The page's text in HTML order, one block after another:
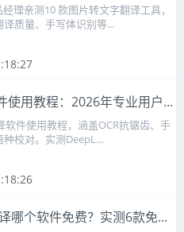
理亲测10 款图片转文字翻译工具，
译质量、手写体识别等...
使用教程：2026年专业用户...
软件使用教程，涵盖OCR抗锯齿、手
校对。实测DeepL...
哪个软件免费？实测6款免...